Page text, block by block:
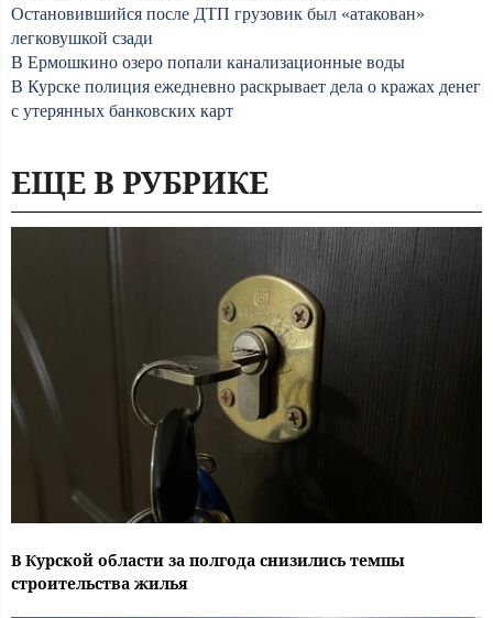
Остановившийся после ДТП грузовик был «атакован»
легковушкой сзади
В Ермошкино озеро попали канализационные воды
В Курске полиция ежедневно раскрывает дела о кражах денег
с утерянных банковских карт
ЕЩЕ В РУБРИКЕ
В Курской области за полгода снизились темпы
строительства жилья